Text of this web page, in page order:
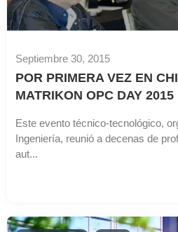
Septiembre 30, 2015
POR PRIMERA VEZ EN
MATRIKON OPC DAY 2015
Este evento técnico-tecnológico,
Ingeniería, reunió a decenas de
aut...